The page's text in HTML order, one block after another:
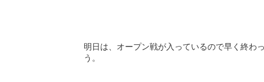
明日は、オープン戦が入っているので早く終わ
う。